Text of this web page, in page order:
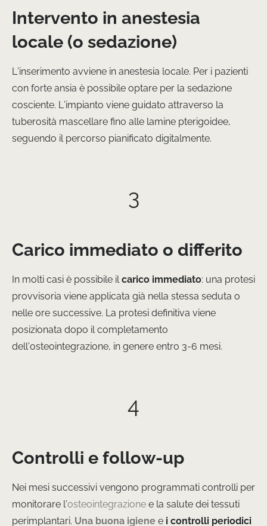
Intervento in anestesia
locale (o sedazione)
L’inserimento avviene in anestesia locale. Per i pazienti
con forte ansia è possibile optare per la sedazione
cosciente. L’impianto viene guidato attraverso la
tuberosità mascellare fino alle lamine pterigoidee,
seguendo il percorso pianificato digitalmente.
3
Carico immediato o differito
In molti casi è possibile il carico immediato: una protesi
provvisoria viene applicata già nella stessa seduta o
nelle ore successive. La protesi definitiva viene
posizionata dopo il completamento
dell’osteointegrazione, in genere entro 3-6 mesi.
4
Controlli e follow-up
Nei mesi successivi vengono programmati controlli per
monitorare l’osteointegrazione e la salute dei tessuti
perimplantari. Una buona igiene e i controlli periodici